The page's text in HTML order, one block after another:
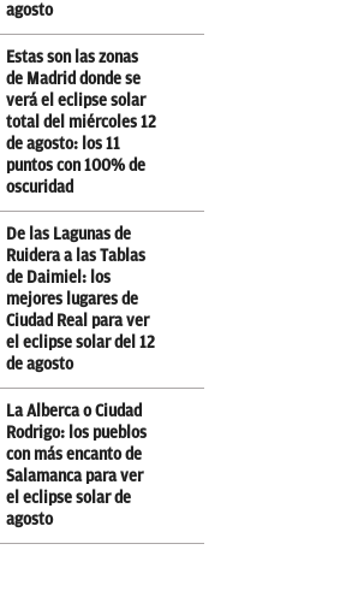
agosto
Estas son las zonas
de Madrid donde se
verá el eclipse solar
total del miércoles 12
de agosto: los 11
puntos con 100% de
oscuridad
De las Lagunas de
Ruidera a las Tablas
de Daimiel: los
mejores lugares de
Ciudad Real para ver
el eclipse solar del 12
de agosto
La Alberca o Ciudad
Rodrigo: los pueblos
con más encanto de
Salamanca para ver
el eclipse solar de
agosto